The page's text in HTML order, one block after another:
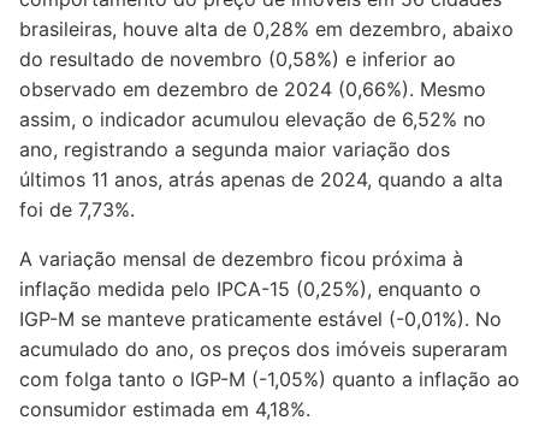
brasileiras, houve alta de 0,28% em dezembro, abaixo
do resultado de novembro (0,58%) e inferior ao
observado em dezembro de 2024 (0,66%). Mesmo
assim, o indicador acumulou elevação de 6,52% no
ano, registrando a segunda maior variação dos
últimos 11 anos, atrás apenas de 2024, quando a alta
foi de 7,73%.
A variação mensal de dezembro ficou próxima à
inflação medida pelo IPCA-15 (0,25%), enquanto o
IGP-M se manteve praticamente estável (-0,01%). No
acumulado do ano, os preços dos imóveis superaram
com folga tanto o IGP-M (-1,05%) quanto a inflação ao
consumidor estimada em 4,18%.